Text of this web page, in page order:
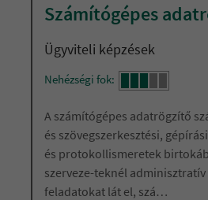
Számítógépes
Ügyviteli képzések
Nehézségi fok:
A számítógépes adatrögzítő
és szövegszerkesztési,
és protokollismeretek
szerveze-teknél
feladatokat lát el, szá…